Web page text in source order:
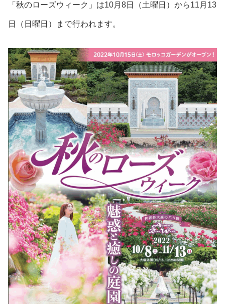
「秋のローズウィーク」は10月8日（土曜日）から11月13
日（日曜日）まで行われます。